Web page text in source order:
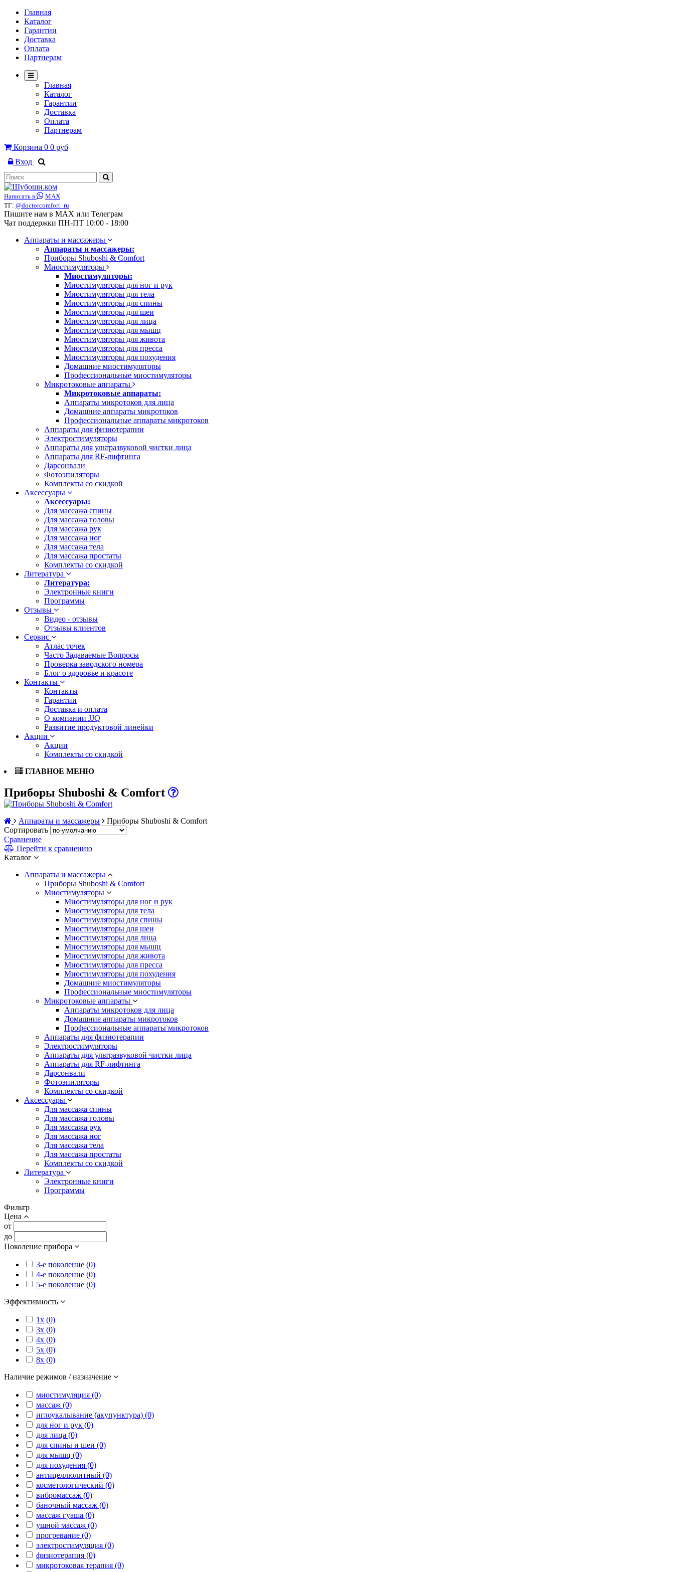
Главная
Каталог
Гарантии
Доставка
Оплата
Партнерам
Главная
Каталог
Гарантии
Доставка
Оплата
Партнерам
Корзина 0 0 руб
Вход
Написать в
MAX
ТГ: @doctorcomfort_ru
Пишите нам в MAX или Телеграм
Чат поддержки ПН-ПТ 10:00 - 18:00
Аппараты и массажеры
Аппараты и массажеры:
Приборы Shuboshi & Comfort
Миостимуляторы
Миостимуляторы:
Миостимуляторы для ног и рук
Миостимуляторы для тела
Миостимуляторы для спины
Миостимуляторы для шеи
Миостимуляторы для лица
Миостимуляторы для мышц
Миостимуляторы для живота
Миостимуляторы для пресса
Миостимуляторы для похудения
Домашние миостимуляторы
Профессиональные миостимуляторы
Микротоковые аппараты
Микротоковые аппараты:
Аппараты микротоков для лица
Домашние аппараты микротоков
Профессиональные аппараты микротоков
Аппараты для физиотерапии
Электростимуляторы
Аппараты для ультразвуковой чистки лица
Аппараты для RF-лифтинга
Дарсонвали
Фотоэпиляторы
Комплекты со скидкой
Аксессуары
Аксессуары:
Для массажа спины
Для массажа головы
Для массажа рук
Для массажа ног
Для массажа тела
Для массажа простаты
Комплекты со скидкой
Литература
Литература:
Электронные книги
Программы
Отзывы
Видео - отзывы
Отзывы клиентов
Сервис
Атлас точек
Часто Задаваемые Вопросы
Проверка заводского номера
Блог о здоровье и красоте
Контакты
Контакты
Гарантии
Доставка и оплата
О компании JJQ
Развитие продуктовой линейки
Акции
Акции
Комплекты со скидкой
ГЛАВНОЕ МЕНЮ
Приборы Shuboshi & Comfort
Аппараты и массажеры
Приборы Shuboshi & Comfort
Сортировать
Сравнение
Перейти к сравнению
Каталог
Аппараты и массажеры
Приборы Shuboshi & Comfort
Миостимуляторы
Миостимуляторы для ног и рук
Миостимуляторы для тела
Миостимуляторы для спины
Миостимуляторы для шеи
Миостимуляторы для лица
Миостимуляторы для мышц
Миостимуляторы для живота
Миостимуляторы для пресса
Миостимуляторы для похудения
Домашние миостимуляторы
Профессиональные миостимуляторы
Микротоковые аппараты
Аппараты микротоков для лица
Домашние аппараты микротоков
Профессиональные аппараты микротоков
Аппараты для физиотерапии
Электростимуляторы
Аппараты для ультразвуковой чистки лица
Аппараты для RF-лифтинга
Дарсонвали
Фотоэпиляторы
Комплекты со скидкой
Аксессуары
Для массажа спины
Для массажа головы
Для массажа рук
Для массажа ног
Для массажа тела
Для массажа простаты
Комплекты со скидкой
Литература
Электронные книги
Программы
Фильтр
Цена
от
до
Поколение прибора
3-е поколение (0)
4-е поколение (0)
5-е поколение (0)
Эффективность
1x (0)
3x (0)
4x (0)
5x (0)
8x (0)
Наличие режимов / назначение
миостимуляция (0)
массаж (0)
иглоукалывание (акупунктура) (0)
для ног и рук (0)
для лица (0)
для спины и шеи (0)
для мышц (0)
для похудения (0)
антицеллюлитный (0)
косметологический (0)
вибромассаж (0)
баночный массаж (0)
массаж гуаша (0)
ушной массаж (0)
прогревание (0)
электростимуляция (0)
физиотерапия (0)
микротоковая терапия (0)